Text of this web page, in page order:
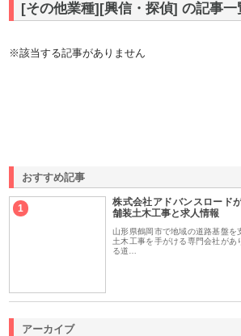
[その他業種][興信・探偵] の記事一
※該当する記事がありません
おすすめ記事
1
株式会社アドバンスロード
舗装土木工事と求人情報
山形県鶴岡市で地域の道路基盤を
土木工事を手がける専門会社があ
る道…
アーカイブ